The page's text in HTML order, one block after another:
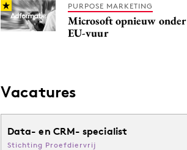
PURPOSE MARKETING
Microsoft opnieuw onder
EU-vuur
Vacatures
Data- en CRM- specialist
Stichting Proefdiervrij